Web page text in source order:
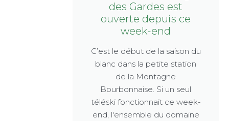
des Gardes est
ouverte depuis ce
week-end
C’est le début de la saison du
blanc dans la petite station
de la Montagne
Bourbonnaise. Si un seul
téléski fonctionnait ce week-
end, l'ensemble du domaine